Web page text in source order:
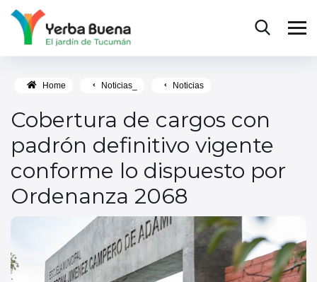
Home Noticias_ Noticias
Cobertura de cargos con
padrón definitivo vigente
conforme lo dispuesto por
Ordenanza 2068